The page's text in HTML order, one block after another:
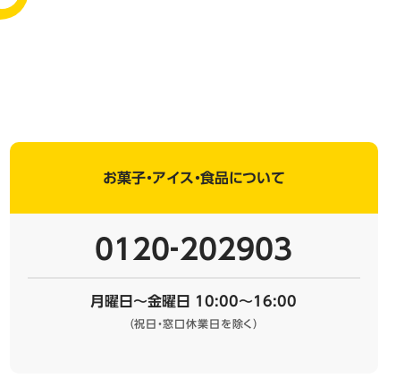
お菓子・アイス・食品について
0120‐202903
月曜日～金曜日 10:00～16:00
（祝日・窓口休業日を除く）